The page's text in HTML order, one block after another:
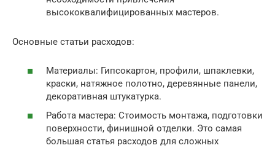
высококвалифицированных мастеров.
Основные статьи расходов:
Материалы: Гипсокартон, профили, шпаклевки,
краски, натяжное полотно, деревянные панели,
декоративная штукатурка.
Работа мастера: Стоимость монтажа, подготовки
поверхности, финишной отделки. Это самая
большая статья расходов для сложных